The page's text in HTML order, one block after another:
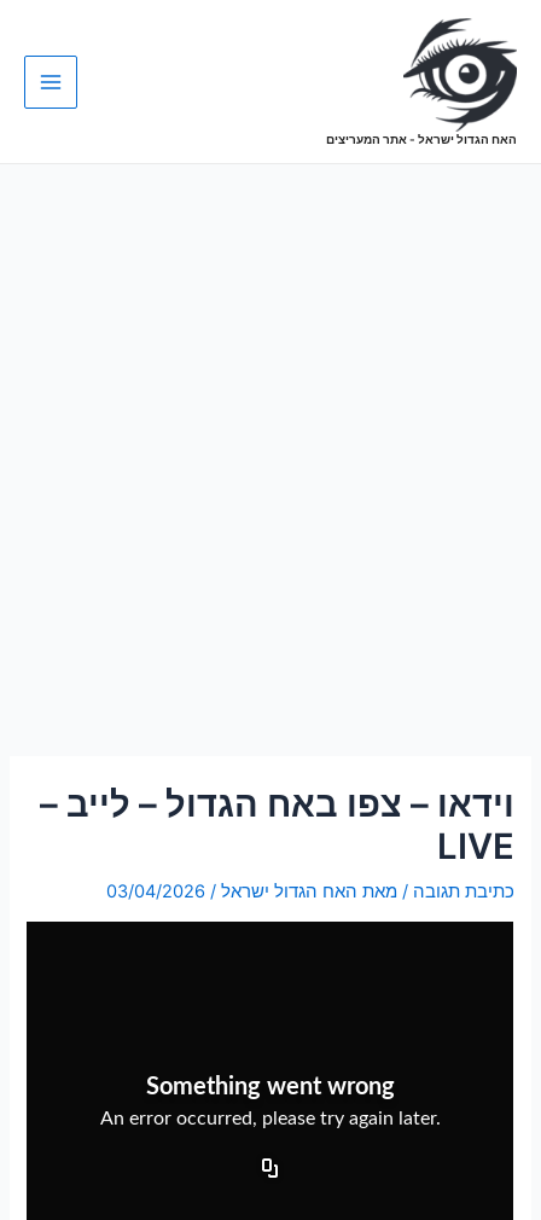
האח הגדול ישראל - אתר המעריצים
וידאו – צפו באח הגדול – לייב –
LIVE
כתיבת תגובה / מאתהאח הגדול ישראל/
03/04/2026